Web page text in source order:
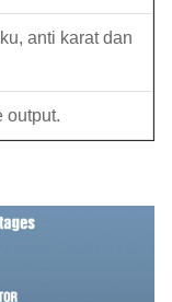
anti karat dan
output.